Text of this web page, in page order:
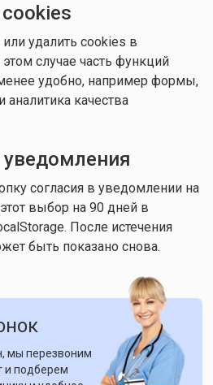
удалить cookies в
этом случае часть функций
удобно, например формы,
качества
согласия в уведомлении на
выбор на 90 дней в
После истечения
быть показано снова.
мы перезвоним
и подберем